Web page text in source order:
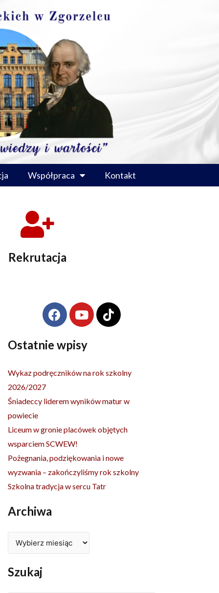
Współpraca Kontakt
Rekrutacja
F
a
e
o
Y
o
t
b
T
i
k
Ostatnie wpisy
Wykaz podręczników na rok szkolny
2026/2027
Śniadeccy liderem wyników matur w
powiecie
Liceum w gronie placówek objętych
wsparciem SCWEW!
Pożegnania, podziękowania i nowe
wyzwania – zakończyliśmy rok szkolny
Szkolna tradycja w sercu Tatr
Archiwa
Szukaj